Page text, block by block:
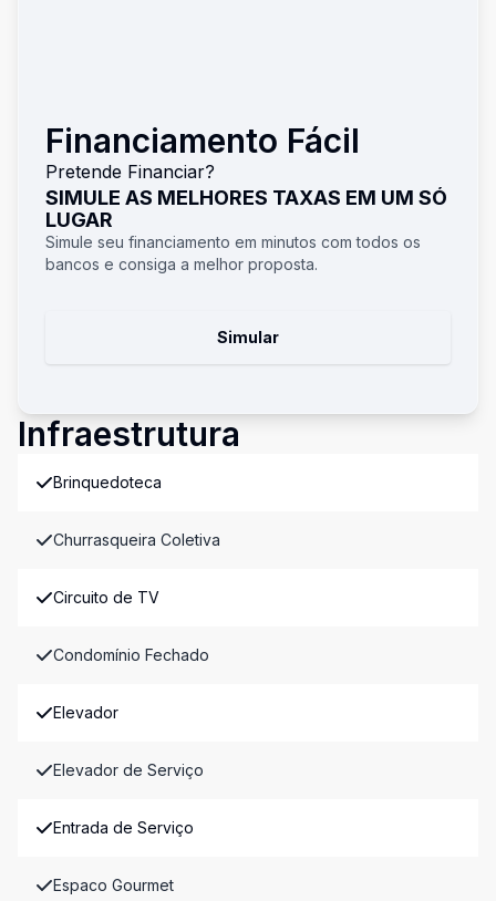
Financiamento Fácil
Pretende Financiar?
SIMULE AS MELHORES TAXAS EM UM SÓ
LUGAR
Simule seu financiamento em minutos com todos os
bancos e consiga a melhor proposta.
Simular
Infraestrutura
Brinquedoteca
Churrasqueira Coletiva
Circuito de TV
Condomínio Fechado
Elevador
Elevador de Serviço
Entrada de Serviço
Espaco Gourmet